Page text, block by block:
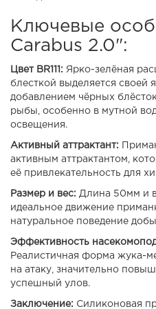
Ключевые
Carabus 2.0":
Цвет BR111: Ярко-зелёная
блесткой выделяется своей
добавлением чёрных
рыбы, особенно в мутной
освещения.
Активный аттрактант:
активным аттрактантом,
её привлекательность для
Размер и вес: Длина 50мм и
идеальное движение
натуральное поведение
Эффективность
Реалистичная форма жука-
на атаку, значительно
успешный улов.
Заключение: Силиконовая